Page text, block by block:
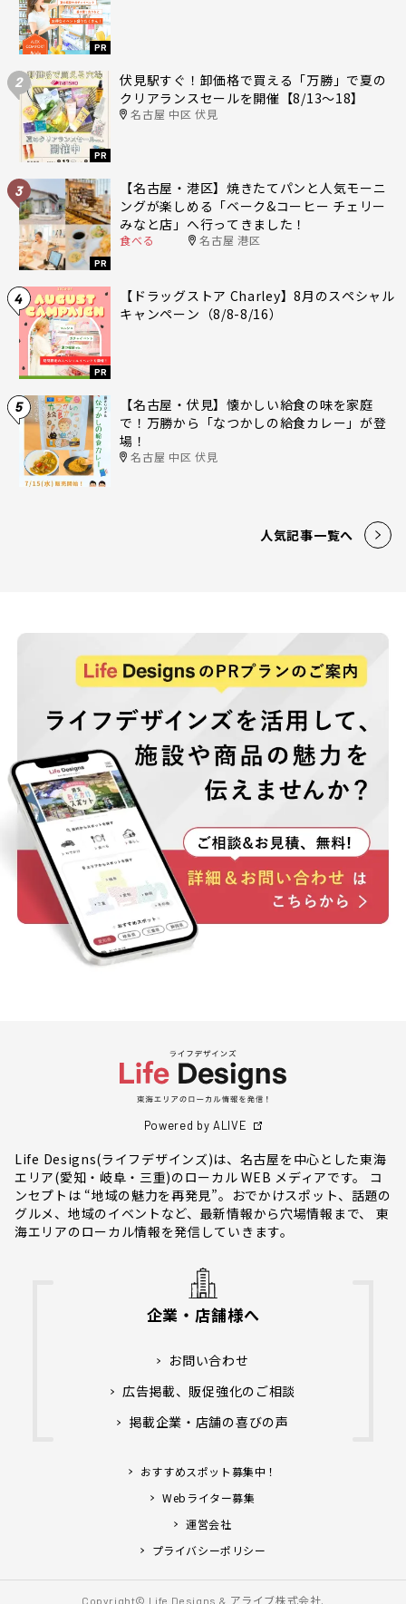
PR
2
PR
伏見駅すぐ！卸価格で買える「万勝」で夏の
クリアランスセールを開催【8/13〜18】
名古屋 中区 伏見
3
PR
【名古屋・港区】焼きたてパンと人気モーニ
ングが楽しめる「ベーク&コーヒー チェリー
みなと店」へ行ってきました！
食べる 名古屋 港区
4
PR
【ドラッグストア Charley】8月のスペシャル
キャンペーン（8/8-8/16）
5
【名古屋・伏見】懐かしい給食の味を家庭
で！万勝から「なつかしの給食カレー」が登
場！
名古屋 中区 伏見
人気記事一覧へ
Powered by ALIVE
Life Designs(ライフデザインズ)は、名古屋を中心とした東海
エリア(愛知・岐阜・三重)のローカル WEB メディアです。 コ
ンセプトは “地域の魅力を再発見”。おでかけスポット、話題の
グルメ、地域のイベントなど、最新情報から穴場情報まで、 東
海エリアのローカル情報を発信していきます。
企業・店舗様へ
お問い合わせ
広告掲載、販促強化のご相談
掲載企業・店舗の喜びの声
おすすめスポット募集中！
Webライター募集
運営会社
プライバシーポリシー
Copyright© Life Designs & アライブ株式会社.